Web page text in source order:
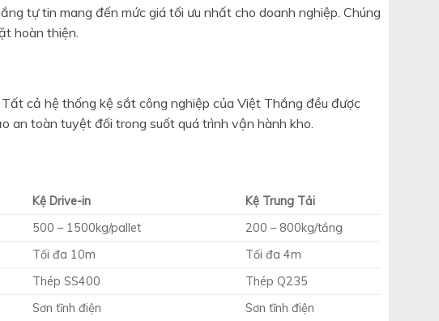
tự tin mang đến mức giá tối ưu nhất cho doanh nghiệp. Chúng
hoàn thiện.
cả hệ thống kệ sắt công nghiệp của Việt Thắng đều được
an toàn tuyệt đối trong suốt quá trình vận hành kho.
Kệ Drive-in
Kệ Trung Tải
500 – 1500kg/pallet
200 – 800kg/tầng
Tối đa 10m
Tối đa 4m
Thép SS400
Thép Q235
Sơn tĩnh điện
Sơn tĩnh điện